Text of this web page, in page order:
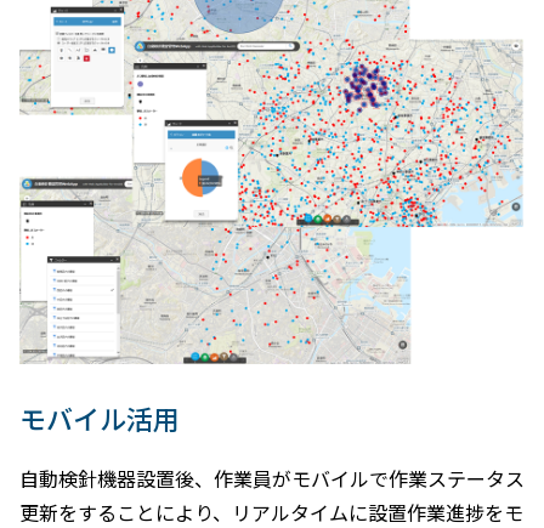
モバイル活用
自動検針機器設置後、作業員がモバイルで作業ステータス
更新をすることにより、リアルタイムに設置作業進捗をモ